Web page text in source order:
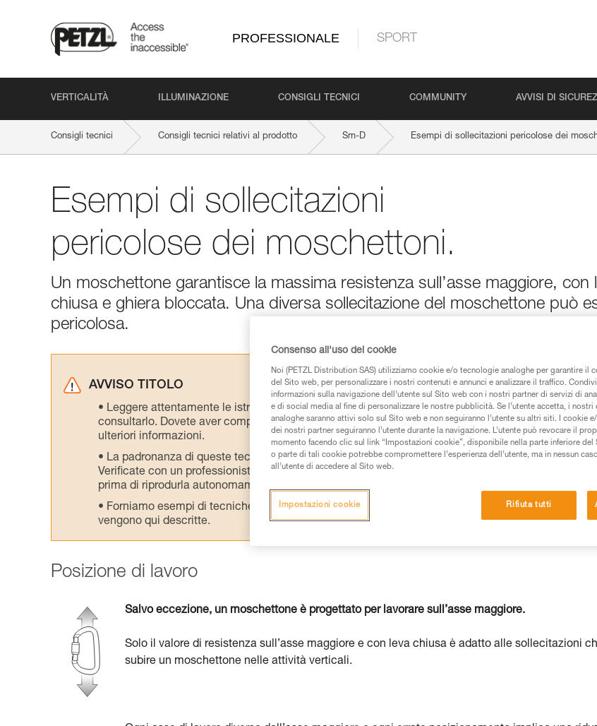
PROFESSIONALE SPORT
VERTICALITÀ ILLUMINAZIONE CONSIGLI TECNICI COMMUNITY AVVISI DI
Consigli tecnici Consigli tecnici relativi al prodotto Sm-D Esempi di sollecitazioni pericolose dei
Esempi di sollecitazioni
pericolose dei moschettoni.
Un moschettone garantisce la massima resistenza sull’asse maggiore, con
chiusa e ghiera bloccata. Una diversa sollecitazione del moschettone può
pericolosa.
AVVISO TITOLO
Leggere attentamente le istruzioni tecniche dei prodotti utilizzati in questo consiglio prima di
consultarlo. Dovete aver compreso le informazioni dell’istruzione tecnica per poter capire queste
ulteriori informazioni.
La padronanza di queste tecniche richiede una formazione ed un addestramento specifico.
Verificate con un professionista la vostra capacità di rifare la manovra, da soli, in piena sicurezza,
prima di riprodurla autonomamente.
Forniamo esempi di tecniche relative alla vostra attività. Ne possono esistere altre che non
vengono qui descritte.
Posizione di lavoro
Salvo eccezione, un moschettone è progettato per lavorare sull’asse maggiore.
Solo il valore di resistenza sull’asse maggiore e con leva chiusa è adatto alle sollecitazioni
subire un moschettone nelle attività verticali.
Consenso all'uso dei cookie
Noi (PETZL Distribution SAS) utilizziamo cookie e/o tecnologie analoghe per garantire il
del Sito web, per personalizzare i nostri contenuti e annunci e analizzare il traffico.
informazioni sulla navigazione dell’utente sul Sito web con i nostri partner di servizi di
e di social media al fine di personalizzare le nostre pubblicità. Se l’utente accetta, i
analoghe saranno attivi solo sul Sito web e non seguiranno l’utente su altri siti. I cookie
dei nostri partner seguiranno l’utente durante la navigazione. L’utente può revocare il
momento facendo clic sul link “Impostazioni cookie”, disponibile nella parte inferiore
o parte di tali cookie potrebbe compromettere l’esperienza dell’utente, ma in nessun
all’utente di accedere al Sito web.
Rifiuta tutti
Impostazioni cookie